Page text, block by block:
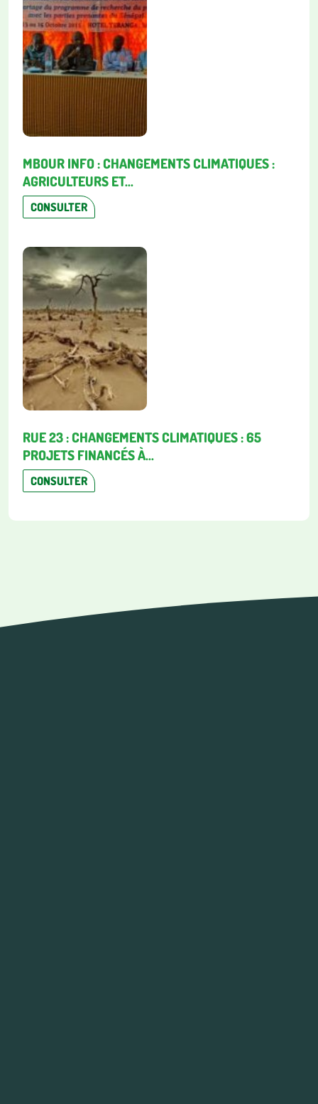
MBOUR INFO : CHANGEMENTS CLIMATIQUES :
AGRICULTEURS ET...
CONSULTER
RUE 23 : CHANGEMENTS CLIMATIQUES : 65
PROJETS FINANCÉS À...
CONSULTER